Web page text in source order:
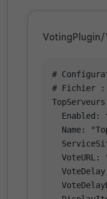
#
# Fichier :
Enabled:
Name:
VoteURL: